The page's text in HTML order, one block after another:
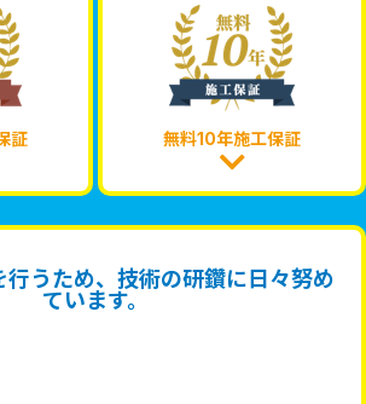
証 無料10年施工保証
行うため、技術の研鑽に日々努め
ています。